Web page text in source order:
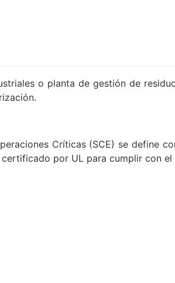
o planta de gestión de
Críticas (SCE) se define
por UL para cumplir con el